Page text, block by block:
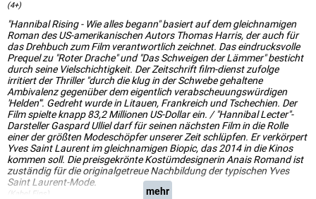
(4+)
"Hannibal Rising - Wie alles begann" basiert auf dem gleichnamigen
Roman des US-amerikanischen Autors Thomas Harris, der auch für
das Drehbuch zum Film verantwortlich zeichnet. Das eindrucksvolle
Prequel zu "Roter Drache" und "Das Schweigen der Lämmer" besticht
durch seine Vielschichtigkeit. Der Zeitschrift film-dienst zufolge
irritiert der Thriller "durch die klug in der Schwebe gehaltene
Ambivalenz gegenüber dem eigentlich verabscheuungswürdigen
'Helden'". Gedreht wurde in Litauen, Frankreich und Tschechien. Der
Film spielte knapp 83,2 Millionen US-Dollar ein. / "Hannibal Lecter"-
Darsteller Gaspard Ulliel darf für seinen nächsten Film in die Rolle
einer der größten Modeschöpfer unserer Zeit schlüpfen. Er verkörpert
Yves Saint Laurent im gleichnamigen Biopic, das 2014 in die Kinos
kommen soll. Die preisgekrönte Kostümdesignerin Anais Romand ist
zuständig für die originalgetreue Nachbildung der typischen Yves
Saint Laurent-Mode.
(Kabel Eins) mehr